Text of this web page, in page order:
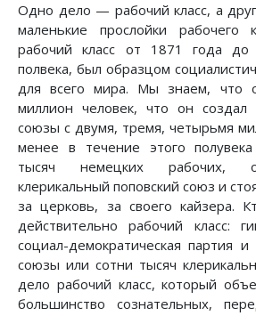
Одно дело — рабочий класс, а
маленькие прослойки рабочего
рабочий класс от 1871 года до
полвека, был образцом
для всего мира. Мы знаем, что
миллион человек, что он создал
союзы с двумя, тремя, четырьмя
менее в течение этого полувека
тысяч немецких рабочих,
клерикальный поповский союз и
за церковь, за своего кайзера.
действительно рабочий класс:
социал-демократическая партия
союзы или сотни тысяч
дело рабочий класс, который
большинство сознательных,